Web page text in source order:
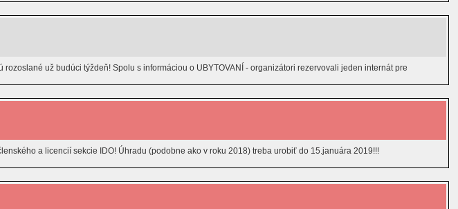
už budúci týždeň! Spolu s informáciou o UBYTOVANÍ - organizátori rezervovali jeden internát pre
a licencií sekcie IDO! Úhradu (podobne ako v roku 2018) treba urobiť do 15.januára 2019!!!